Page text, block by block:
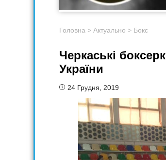
Головна > Актуально > Бокс
Черкаські
України
24 Грудня, 2019